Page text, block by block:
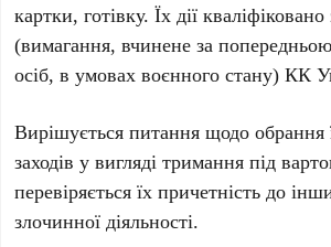
картки, готівку. Їх дії
(вимагання, вчинене за
осіб, в умовах воєнного стану) КК
Вирішується питання щодо обрання
заходів у вигляді тримання під
перевіряється їх причетність до
злочинної діяльності.